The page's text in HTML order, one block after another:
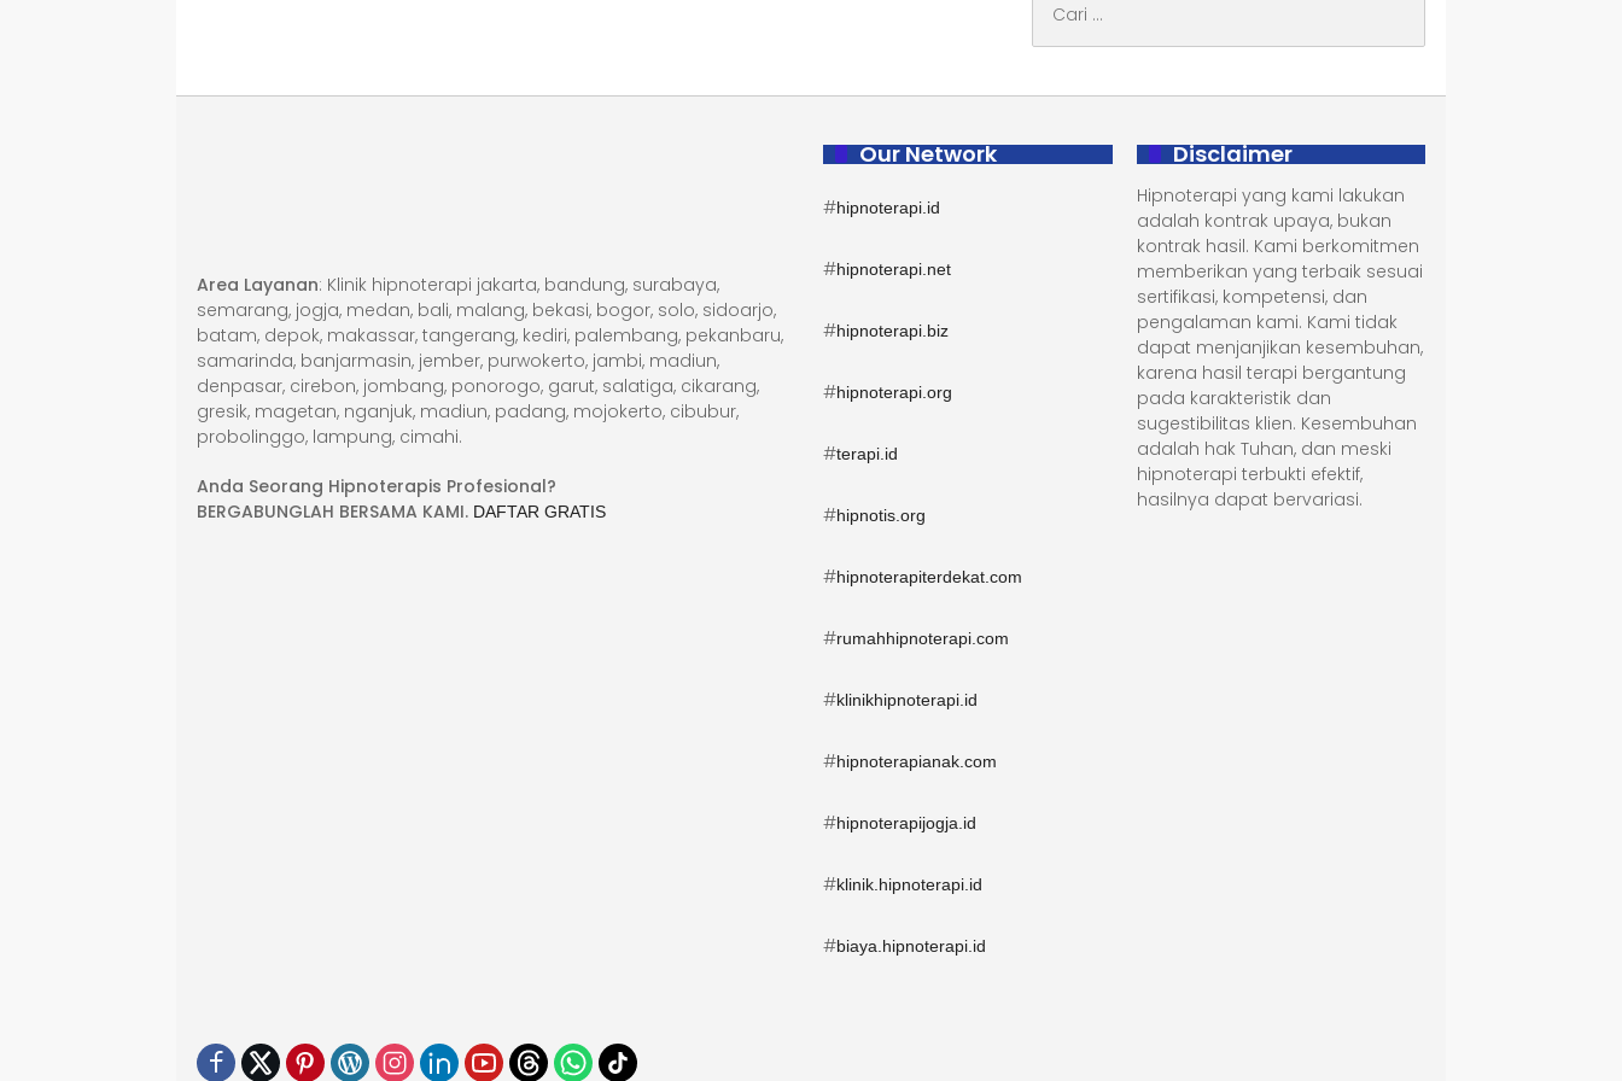
untuk:
Area Layanan: Klinik hipnoterapi jakarta, bandung, surabaya,
semarang, jogja, medan, bali, malang, bekasi, bogor, solo, sidoarjo,
batam, depok, makassar, tangerang, kediri, palembang, pekanbaru,
samarinda, banjarmasin, jember, purwokerto, jambi, madiun,
denpasar, cirebon, jombang, ponorogo, garut, salatiga, cikarang,
gresik, magetan, nganjuk, madiun, padang, mojokerto, cibubur,
probolinggo, lampung, cimahi.
Anda Seorang Hipnoterapis Profesional?
BERGABUNGLAH BERSAMA KAMI. DAFTAR GRATIS
Our Network
#hipnoterapi.id
#hipnoterapi.net
#hipnoterapi.biz
#hipnoterapi.org
#terapi.id
#hipnotis.org
#hipnoterapiterdekat.com
#rumahhipnoterapi.com
#klinikhipnoterapi.id
#hipnoterapianak.com
#hipnoterapijogja.id
#klinik.hipnoterapi.id
#biaya.hipnoterapi.id
Disclaimer
Hipnoterapi yang kami lakukan
adalah kontrak upaya, bukan
kontrak hasil. Kami berkomitmen
memberikan yang terbaik sesuai
sertifikasi, kompetensi, dan
pengalaman kami. Kami tidak
dapat menjanjikan kesembuhan,
karena hasil terapi bergantung
pada karakteristik dan
sugestibilitas klien. Kesembuhan
adalah hak Tuhan, dan meski
hipnoterapi terbukti efektif,
hasilnya dapat bervariasi.